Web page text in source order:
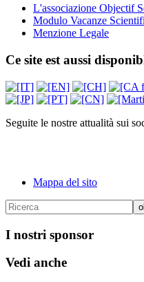
L'associazione Objectif
Modulo Vacanze
Menzione Legale
Ce site est aussi
Seguite le nostre attualità sui
Mappa del sito
I nostri sponsor
Vedi anche